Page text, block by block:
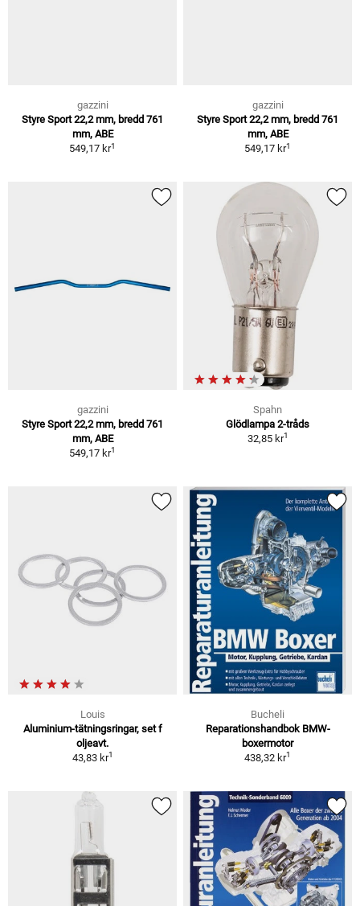
gazzini
Styre Sport 22,2 mm, bredd 761
mm, ABE
549,17 kr1
gazzini
Styre Sport 22,2 mm, bredd 761
mm, ABE
549,17 kr1
gazzini
Styre Sport 22,2 mm, bredd 761
mm, ABE
549,17 kr1
Spahn
Glödlampa 2-tråds
32,85 kr1
Louis
Aluminium-tätningsringar, set f
oljeavt.
43,83 kr1
Bucheli
Reparationshandbok BMW-
boxermotor
438,32 kr1